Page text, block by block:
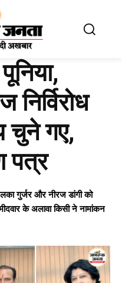
चुने गए,
पत्र
गुर्जर और नीरज डांगी को
के अलावा किसी ने नामांकन